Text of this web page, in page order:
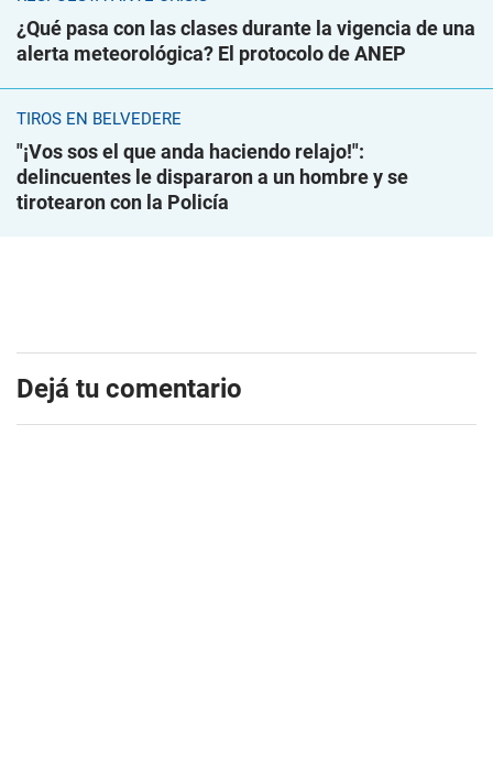
¿Qué pasa con las clases durante la vigencia de una
alerta meteorológica? El protocolo de ANEP
TIROS EN BELVEDERE
"¡Vos sos el que anda haciendo relajo!":
delincuentes le dispararon a un hombre y se
tirotearon con la Policía
Dejá tu comentario